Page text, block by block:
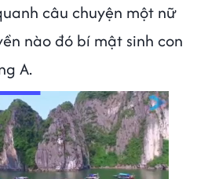
câu chuyện một nữ
nào đó bí mật sinh con
A.